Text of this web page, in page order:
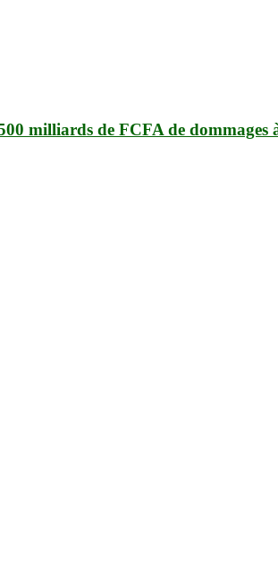
milliards de FCFA de dommages